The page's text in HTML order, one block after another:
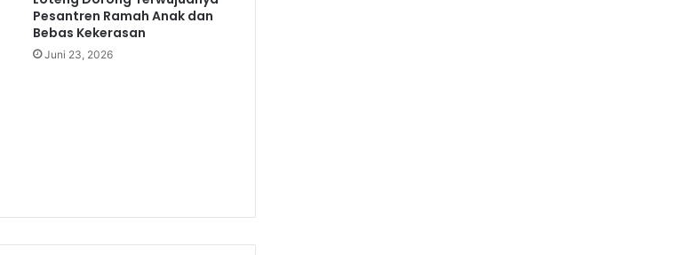
Pesantren Ramah Anak dan
Bebas Kekerasan
Juni 23, 2026